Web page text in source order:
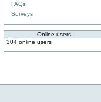
FAQs
Surveys
Online users
304 online users